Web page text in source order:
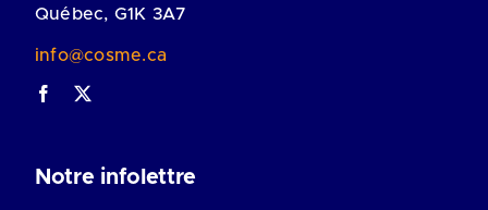
Québec, G1K 3A7
info@cosme.ca
Notre infolettre